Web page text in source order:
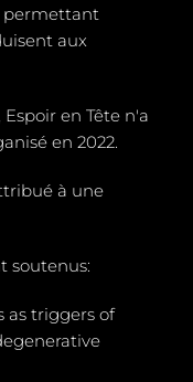
permettant
aux
en Tête n'a
en 2022.
à une
soutenus:
as triggers of